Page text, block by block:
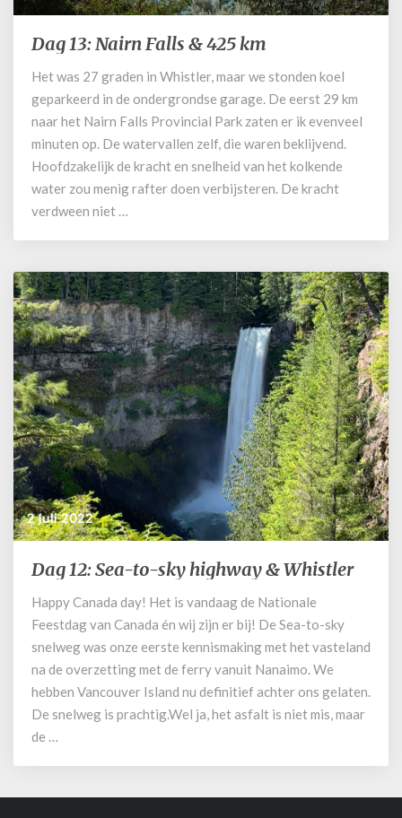
Dag
Nairn
Falls
&
425
km
Dag 13: Nairn Falls & 425 km
Het was 27 graden in Whistler, maar we stonden koel
geparkeerd in de ondergrondse garage. De eerst 29 km
naar het Nairn Falls Provincial Park zaten er ik evenveel
minuten op. De watervallen zelf, die waren beklijvend.
Hoofdzakelijk de kracht en snelheid van het kolkende
water zou menig rafter doen verbijsteren. De kracht
verdween niet …
2 juli 2022
Dag
Sea-
to-
sky
highway
&
Whistler
Dag 12: Sea-to-sky highway & Whistler
Happy Canada day! Het is vandaag de Nationale
Feestdag van Canada én wij zijn er bij! De Sea-to-sky
snelweg was onze eerste kennismaking met het vasteland
na de overzetting met de ferry vanuit Nanaimo. We
hebben Vancouver Island nu definitief achter ons gelaten.
De snelweg is prachtig.Wel ja, het asfalt is niet mis, maar
de …